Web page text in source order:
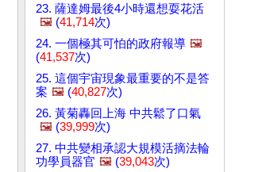
23. 薩達姆最後4小時還想耍花活
🖼️ (41,714次)
24. 一個極其可怕的政府報導 🖼️
(41,537次)
25. 這個宇宙現象最重要的不是答
案 🖼️ (40,827次)
26. 黃菊轟回上海 中共鬆了口氣
🖼️ (39,999次)
27. 中共變相承認大規模活摘法輪
功學員器官 🖼️ (39,043次)